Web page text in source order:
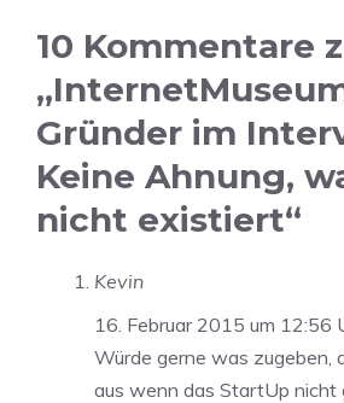
10 Kommentare
Gründer im
Keine Ahnung,
nicht existiert“
Kevin
16. Februar 2015 um 12:56
Würde gerne was zugeben,
aus wenn das StartUp nicht